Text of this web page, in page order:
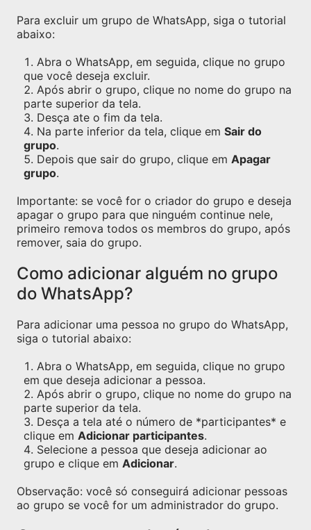
Para excluir um grupo de WhatsApp, siga o tutorial
abaixo:
Abra o WhatsApp, em seguida, clique no grupo
que você deseja excluir.
Após abrir o grupo, clique no nome do grupo na
parte superior da tela.
Desça ate o fim da tela.
Na parte inferior da tela, clique em Sair do
grupo.
Depois que sair do grupo, clique em Apagar
grupo.
Importante: se você for o criador do grupo e deseja
apagar o grupo para que ninguém continue nele,
primeiro remova todos os membros do grupo, após
remover, saia do grupo.
Como adicionar alguém no grupo
do WhatsApp?
Para adicionar uma pessoa no grupo do WhatsApp,
siga o tutorial abaixo:
Abra o WhatsApp, em seguida, clique no grupo
em que deseja adicionar a pessoa.
Após abrir o grupo, clique no nome do grupo na
parte superior da tela.
Desça a tela até o número de *participantes* e
clique em Adicionar participantes.
Selecione a pessoa que deseja adicionar ao
grupo e clique em Adicionar.
Observação: você só conseguirá adicionar pessoas
ao grupo se você for um administrador do grupo.